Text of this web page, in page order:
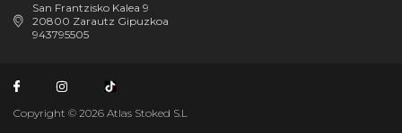
San Frantzisko Kalea 9
20800 Zarautz Gipuzkoa
943795505
Copyright © 2026 Atlas Stoked S.L